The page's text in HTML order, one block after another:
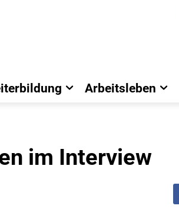
Arbeitsleben
im Interview